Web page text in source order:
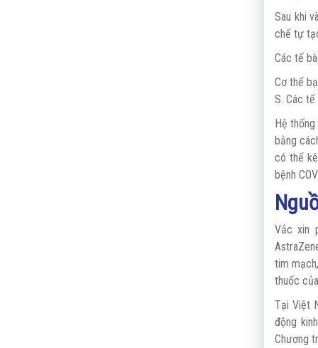
Sau khi
chế tự
Các tế
Cơ thể
S. Các
Hệ
bằng
có thể
bệnh
Vắc xin
tim
thuốc
Tại Việt
động
Chương